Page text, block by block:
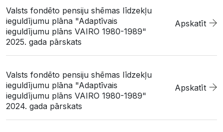
Valsts fondēto pensiju shēmas līdzekļu
ieguldījumu plāna "Adaptīvais
ieguldījumu plāns VAIRO 1980-1989"
2025. gada pārskats
Apskatīt
Valsts fondēto pensiju shēmas līdzekļu
ieguldījumu plāna "Adaptīvais
ieguldījumu plāns VAIRO 1980-1989"
2024. gada pārskats
Apskatīt